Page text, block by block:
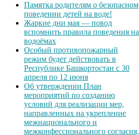
Памятка родителям о безопасном
поведении детей на воде!
Жаркие дни мая — повод
вспомнить правила поведения на
водоёмах
Особый противопожарный
режим будет действовать в
Республике Башкортостан с 30
апреля по 12 июня
Об утверждении План
мероприятий по созданию
условий для реализации мер,
направленных на укрепление
межнационального и
межконфессионального согласия,